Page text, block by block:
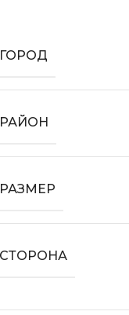
ГОРОД
РАЙОН
РАЗМЕР
СТОРОНА